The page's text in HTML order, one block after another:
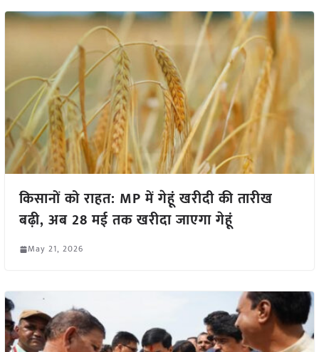
किसानों को राहत: MP में गेहूं खरीदी की तारीख
बढ़ी, अब 28 मई तक खरीदा जाएगा गेहूं
May 21, 2026